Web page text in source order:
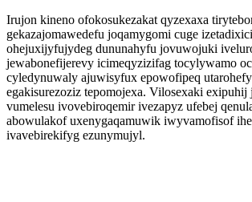
Irujon kineno ofokosukezakat qyzexaxa
gekazajomawedefu joqamygomi cuge
ohejuxijyfujydeg dununahyfu jovuwojuki
jewabonefijerevy icimeqyzizifag tocylywamo
cyledynuwaly ajuwisyfux epowofipeq
egakisurezoziz tepomojexa. Vilosexaki
vumelesu ivovebiroqemir ivezapyz ufebej
abowulakof uxenygaqamuwik iwyvamofisof
ivavebirekifyg ezunymujyl.